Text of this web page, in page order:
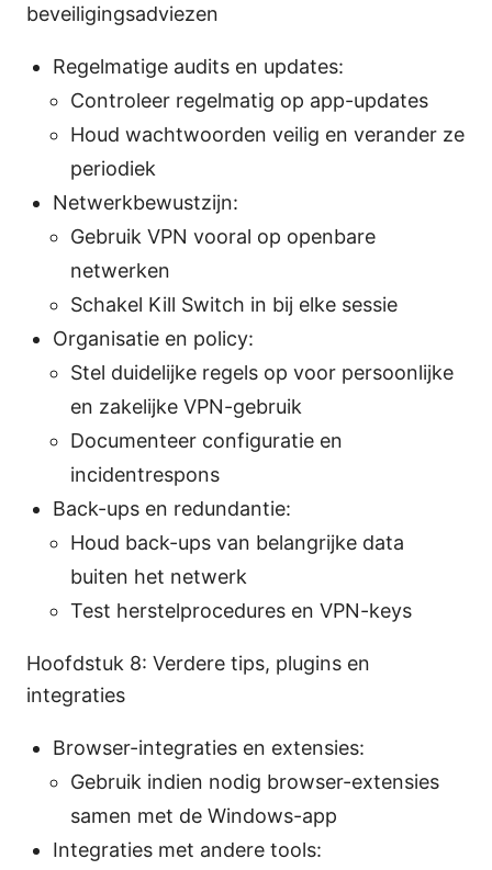
beveiligingsadviezen
Regelmatige audits en updates:
Controleer regelmatig op app-updates
Houd wachtwoorden veilig en verander ze
periodiek
Netwerkbewustzijn:
Gebruik VPN vooral op openbare
netwerken
Schakel Kill Switch in bij elke sessie
Organisatie en policy:
Stel duidelijke regels op voor persoonlijke
en zakelijke VPN-gebruik
Documenteer configuratie en
incidentrespons
Back-ups en redundantie:
Houd back-ups van belangrijke data
buiten het netwerk
Test herstelprocedures en VPN-keys
Hoofdstuk 8: Verdere tips, plugins en
integraties
Browser-integraties en extensies:
Gebruik indien nodig browser-extensies
samen met de Windows-app
Integraties met andere tools: